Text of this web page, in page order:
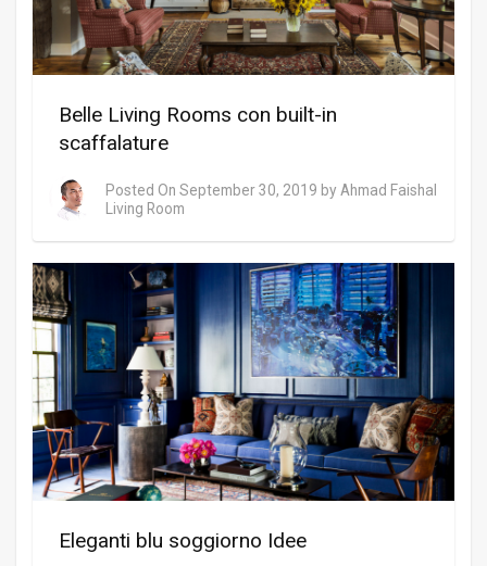
Belle Living Rooms con built-in
scaffalature
Posted On September 30, 2019 by Ahmad Faishal
Living Room
Eleganti blu soggiorno Idee